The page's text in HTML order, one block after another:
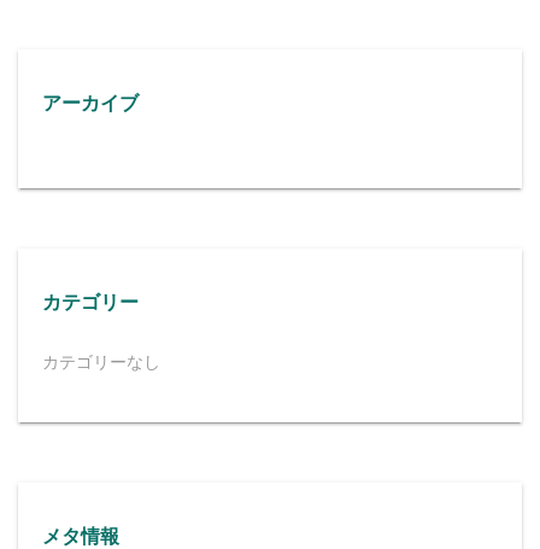
アーカイブ
カテゴリー
カテゴリーなし
メタ情報